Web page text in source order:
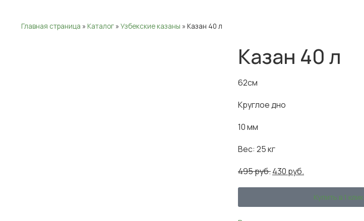
Главная страница » Каталог » Узбекские казаны » Казан 40 л
Казан 40 л
62см
Круглое дно
10 мм
Вес: 25 кг
495руб.430 руб.
Купить в 1 клик